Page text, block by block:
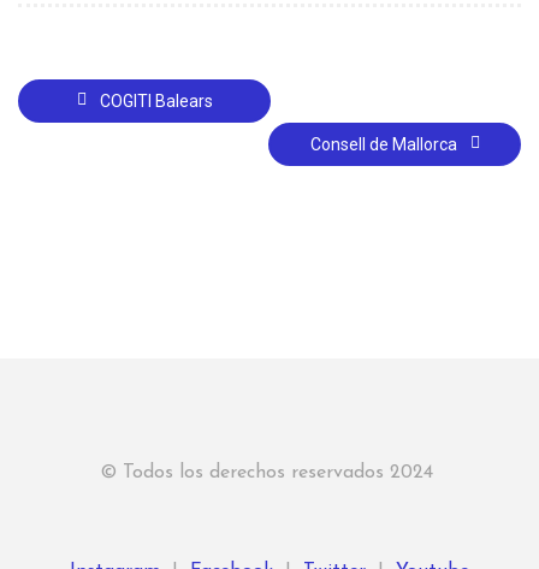
COGITI Balears
Consell de Mallorca
© Todos los derechos reservados 2024